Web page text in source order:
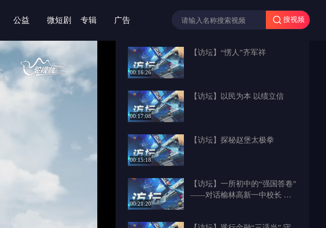
公益 微短剧 专辑 广告 搜视频
00:16:26
【访坛】“愣人”齐军祥
00:17:08
【访坛】以民为本 以绩立信
00:15:18
【访坛】探秘赵堡太极拳
00:21:20
【访坛】一所初中的“强国答卷”
——对话榆林高新一中校长 庄